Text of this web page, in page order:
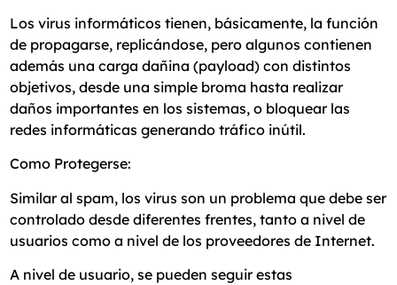
Los virus informáticos tienen, básicamente, la función
de propagarse, replicándose, pero algunos contienen
además una carga dañina (payload) con distintos
objetivos, desde una simple broma hasta realizar
daños importantes en los sistemas, o bloquear las
redes informáticas generando tráfico inútil.
Como Protegerse:
Similar al spam, los virus son un problema que debe ser
controlado desde diferentes frentes, tanto a nivel de
usuarios como a nivel de los proveedores de Internet.
A nivel de usuario, se pueden seguir estas